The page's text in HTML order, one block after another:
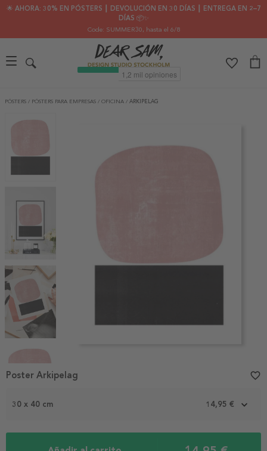
🌟 AHORA: 30% EN PÓSTERS ┃ DEVOLUCIÓN EN 30 DÍAS ┃ ENTREGA EN 2–7
DÍAS 📦✨
Code: SUMMER30, hasta el 6/8
PÓSTERS / PÓSTERS PARA EMPRESAS / OFICINA / ARKIPELAG
1
30 x 40 cm 14,95 €
Poster Arkipelag favorite_border